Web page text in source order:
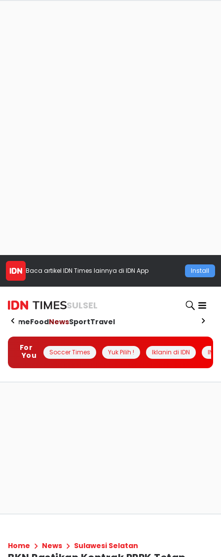
Baca artikel IDN Times lainnya di IDN App Install
SULSEL
HomeFoodNewsSportTravel
For
You
Soccer Times Yuk Pilih ! Iklanin di IDN
Home News Sulawesi Selatan